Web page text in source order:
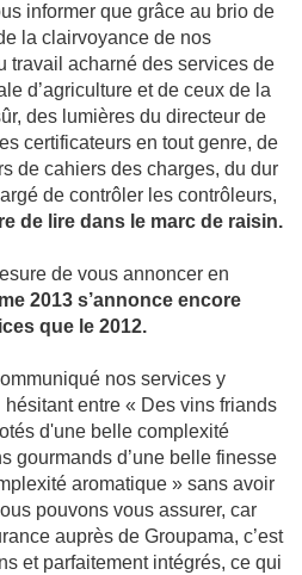
informer que grâce au brio de
la clairvoyance de nos
travail acharné des services de
d’agriculture et de ceux de la
des lumières du directeur de
certificateurs en tout genre, de
de cahiers des charges, du dur
de contrôler les contrôleurs,
de lire dans le marc de raisin.
de vous annoncer en
2013 s’annonce encore
que le 2012.
nos services y
entre « Des vins friands
d'une belle complexité
gourmands d’une belle finesse
aromatique » sans avoir
pouvons vous assurer, car
auprès de Groupama, c’est
et parfaitement intégrés, ce qui